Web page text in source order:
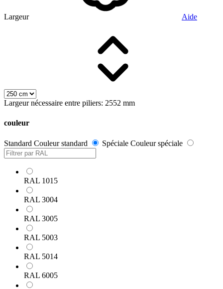
Largeur Aide
Largeur nécessaire entre piliers: 2552 mm
couleur
Standard Couleur standard Spéciale Couleur spéciale
RAL 1015
RAL 3004
RAL 3005
RAL 5003
RAL 5014
RAL 6005